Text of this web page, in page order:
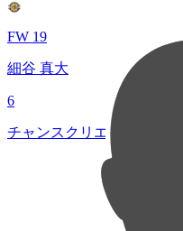
FW 19
細谷 真大
6
チャンスクリエイト総数